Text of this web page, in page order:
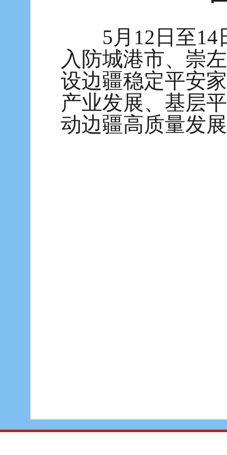
5月12日至
入防城港市、崇
设边疆稳定平安
产业发展、基层
动边疆高质量发